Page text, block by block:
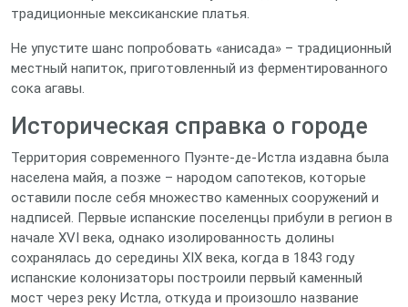
традиционные мексиканские платья.
Не упустите шанс попробовать «анисада» – традиционный
местный напиток, приготовленный из ферментированного
сока агавы.
Историческая справка о городе
Территория современного Пуэнте-де-Истла издавна была
населена майя, а позже – народом сапотеков, которые
оставили после себя множество каменных сооружений и
надписей. Первые испанские поселенцы прибули в регион в
начале XVI века, однако изолированность долины
сохранялась до середины XIX века, когда в 1843 году
испанские колонизаторы построили первый каменный
мост через реку Истла, откуда и произошло название